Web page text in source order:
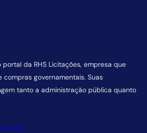
portal da RHS Licitações, empresa que
governamentais. Suas
tanto a administração pública quanto